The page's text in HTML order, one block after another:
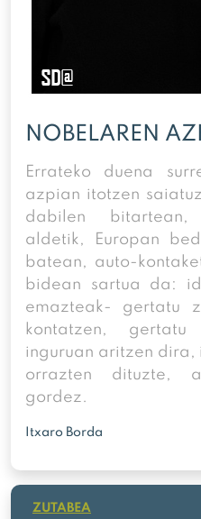
NOBELAREN
Errateko duena
azpian itotzen
dabilen
aldetik, Europan
batean, auto-
bidean sartua da:
emazteak- gertatu
kontatzen, gertatu
inguruan aritzen
orrazten dituzte,
gordez.
Itxaro Borda
ZUTABEA